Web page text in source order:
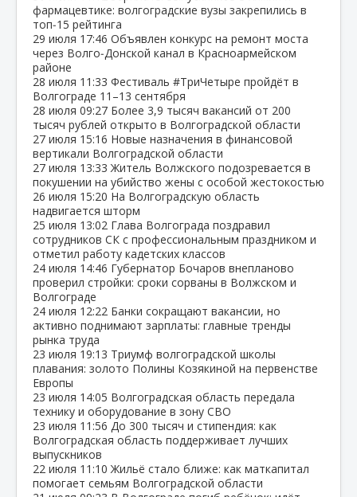
фармацевтике: волгоградские вузы закрепились в
топ‑15 рейтинга
29 июля 17:46 Объявлен конкурс на ремонт моста
через Волго‑Донской канал в Красноармейском
районе
28 июля 11:33 Фестиваль #ТриЧетыре пройдёт в
Волгограде 11–13 сентября
28 июля 09:27 Более 3,9 тысяч вакансий от 200
тысяч рублей открыто в Волгоградской области
27 июля 15:16 Новые назначения в финансовой
вертикали Волгоградской области
27 июля 13:33 Житель Волжского подозревается в
покушении на убийство жены с особой жестокостью
26 июля 15:20 На Волгоградскую область
надвигается шторм
25 июля 13:02 Глава Волгограда поздравил
сотрудников СК с профессиональным праздником и
отметил работу кадетских классов
24 июля 14:46 Губернатор Бочаров внепланово
проверил стройки: сроки сорваны в Волжском и
Волгограде
24 июля 12:22 Банки сокращают вакансии, но
активно поднимают зарплаты: главные тренды
рынка труда
23 июля 19:13 Триумф волгоградской школы
плавания: золото Полины Козякиной на первенстве
Европы
23 июля 14:05 Волгоградская область передала
технику и оборудование в зону СВО
23 июля 11:56 До 300 тысяч и стипендия: как
Волгоградская область поддерживает лучших
выпускников
22 июля 11:10 Жильё стало ближе: как маткапитал
помогает семьям Волгоградской области